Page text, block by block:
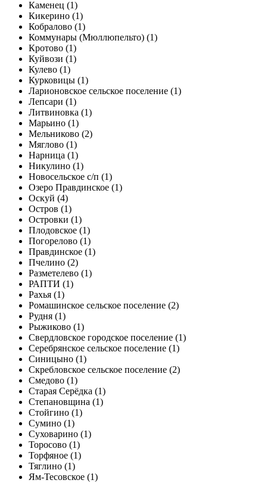
Каменец (1)
Кикерино (1)
Кобралово (1)
Коммунары (Мюллюпельто) (1)
Кротово (1)
Куйвози (1)
Кулево (1)
Курковицы (1)
Ларионовское сельское поселение (1)
Лепсари (1)
Литвиновка (1)
Марьино (1)
Мельниково (2)
Мяглово (1)
Нарница (1)
Никулино (1)
Новосельское с/п (1)
Озеро Правдинское (1)
Оскуй (4)
Остров (1)
Островки (1)
Плодовское (1)
Погорелово (1)
Правдинское (1)
Пчелино (2)
Разметелево (1)
РАПТИ (1)
Рахья (1)
Ромашинское сельское поселение (2)
Рудня (1)
Рыжиково (1)
Свердловское городское поселение (1)
Серебрянское сельское поселение (1)
Синицыно (1)
Скребловское сельское поселение (2)
Смедово (1)
Старая Серёдка (1)
Степановщина (1)
Стойгино (1)
Сумино (1)
Суховарино (1)
Торосово (1)
Торфяное (1)
Тяглино (1)
Ям-Тесовское (1)